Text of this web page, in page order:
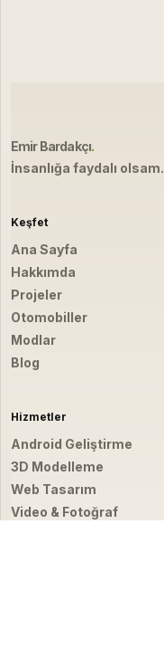
Emir Bardakçı.
İnsanlığa faydalı olsam.
Keşfet
Ana Sayfa
Hakkımda
Projeler
Otomobiller
Modlar
Blog
Hizmetler
Android Geliştirme
3D Modelleme
Web Tasarım
Video & Fotoğraf